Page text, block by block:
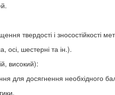
твердості і
осі, шестерні та ін.).
високий):
для досягнення необхідного